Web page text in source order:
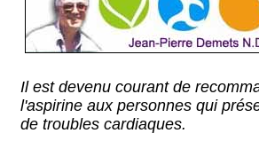
Il est devenu courant de
l'aspirine aux personnes qui
de troubles cardiaques.